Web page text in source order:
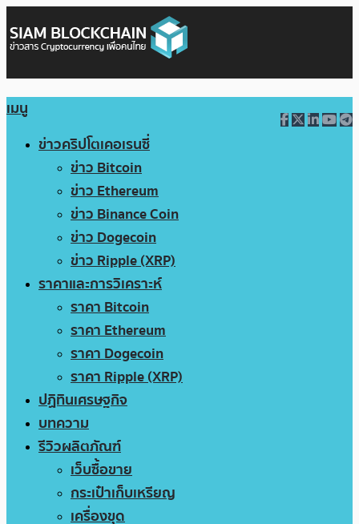
เมนู
ข่าวคริปโตเคอเรนซี่
ข่าว Bitcoin
ข่าว Ethereum
ข่าว Binance Coin
ข่าว Dogecoin
ข่าว Ripple (XRP)
ราคาและการวิเคราะห์
ราคา Bitcoin
ราคา Ethereum
ราคา Dogecoin
ราคา Ripple (XRP)
ปฏิทินเศรษฐกิจ
บทความ
รีวิวผลิตภัณฑ์
เว็บซื้อขาย
กระเป๋าเก็บเหรียญ
เครื่องขุด